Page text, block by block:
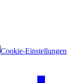
Cookie-Einstellungen